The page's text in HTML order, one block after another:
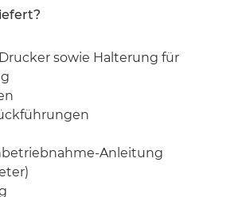
sowie Halterung für
Anleitung